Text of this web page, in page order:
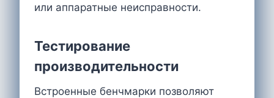
или аппаратные неисправности.
Тестирование
производительности
Встроенные бенчмарки позволяют